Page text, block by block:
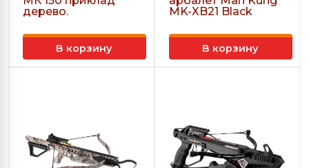
дерево.
В корзину
MK-XB21 Black
В корзину